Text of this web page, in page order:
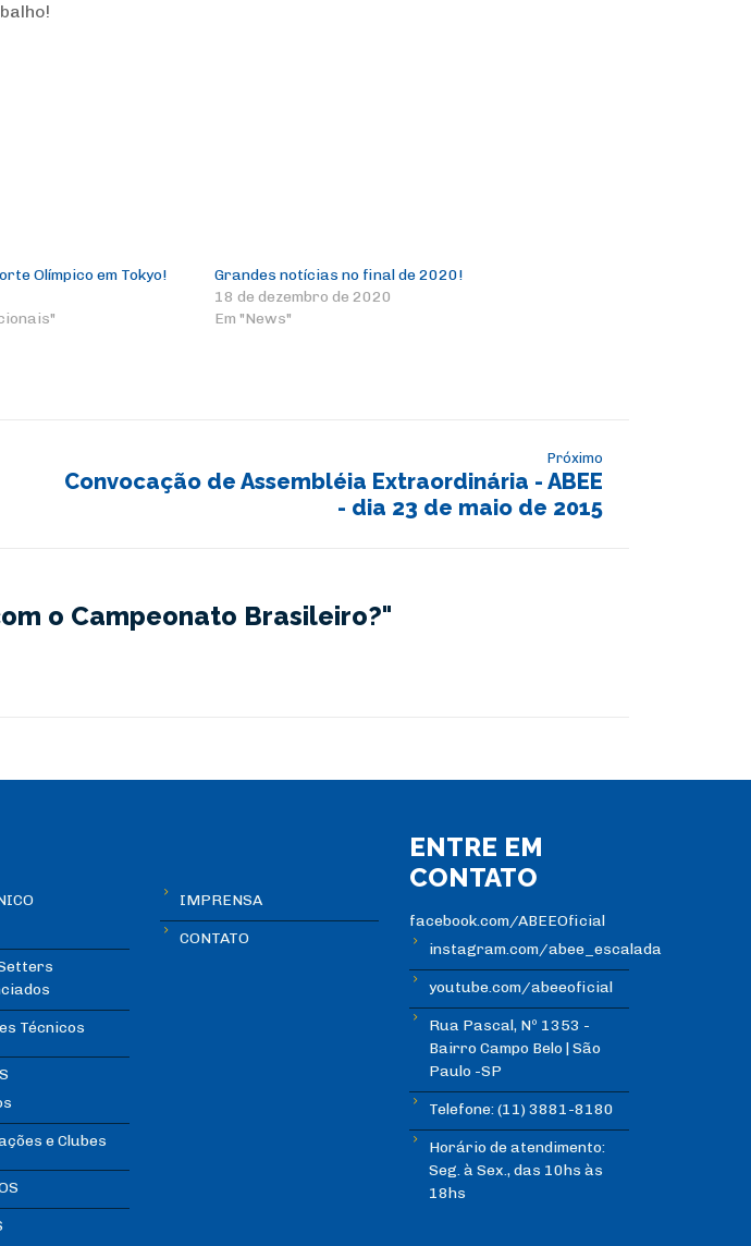
Olímpico em Tokyo!
Grandes notícias no final de 2020!
18 de dezembro de 2020
Em "News"
Próximo
Convocação de Assembléia Extraordinária - ABEE
- dia 23 de maio de 2015
o Campeonato Brasileiro?"
Técnicos
e Clubes
IMPRENSA
CONTATO
ENTRE EM
CONTATO
facebook.com/ABEEOficial
instagram.com/abee_escalada
youtube.com/abeeoficial
Rua Pascal, Nº 1353 -
Bairro Campo Belo | São
Paulo -SP
Telefone: (11) 3881-8180
Horário de atendimento:
Seg. à Sex., das 10hs às
18hs